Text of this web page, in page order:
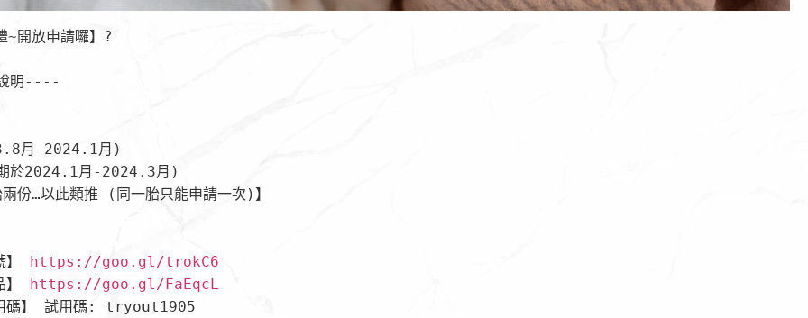
開放申請囉】?
明----
月-2024.1月)
於2024.1月-2024.3月)
份…以此類推 (同一胎只能申請一次)】
】 https://goo.gl/trokC6
】 https://goo.gl/FaEqcL
碼】 試用碼: tryout1905